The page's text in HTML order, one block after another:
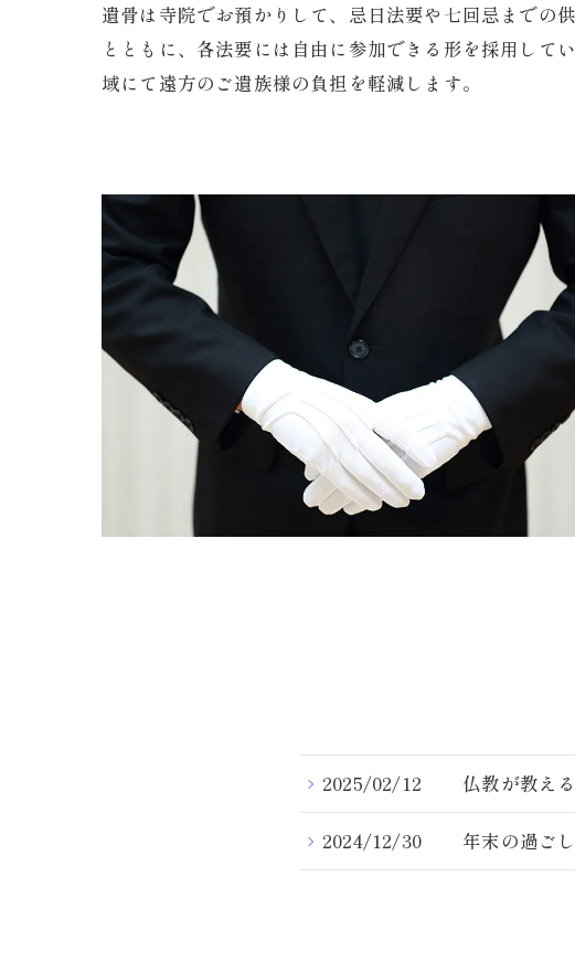
遺骨は寺院でお預かりして、忌日法要や七回忌までの
とともに、各法要には自由に参加できる形を採用して
域にて遠方のご遺族様の負担を軽減します。
2025/02/12 仏教が教え
2024/12/30 年末の過ご